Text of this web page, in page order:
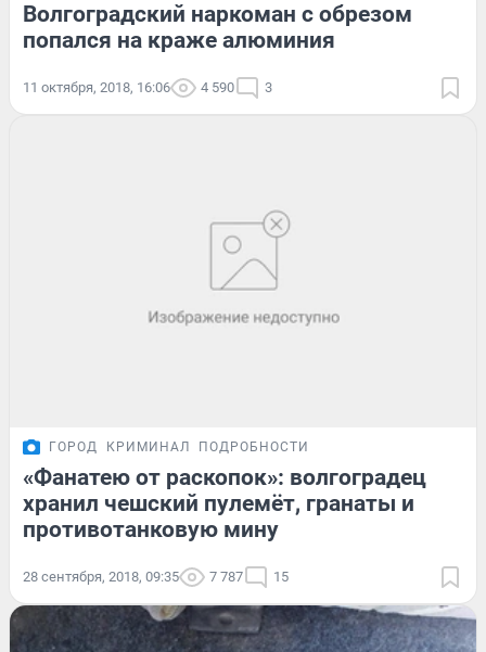
Волгоградский наркоман с обрезом
попался на краже алюминия
11 октября, 2018, 16:06 4 590 3
ГОРОД КРИМИНАЛ ПОДРОБНОСТИ
«Фанатею от раскопок»: волгоградец
хранил чешский пулемёт, гранаты и
противотанковую мину
28 сентября, 2018, 09:35 7 787 15